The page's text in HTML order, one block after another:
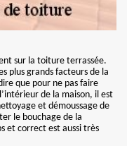
sur la toiture terrassée.
plus grands facteurs de la
que pour ne pas faire
de la maison, il est
et démoussage de
le bouchage de la
et correct est aussi très